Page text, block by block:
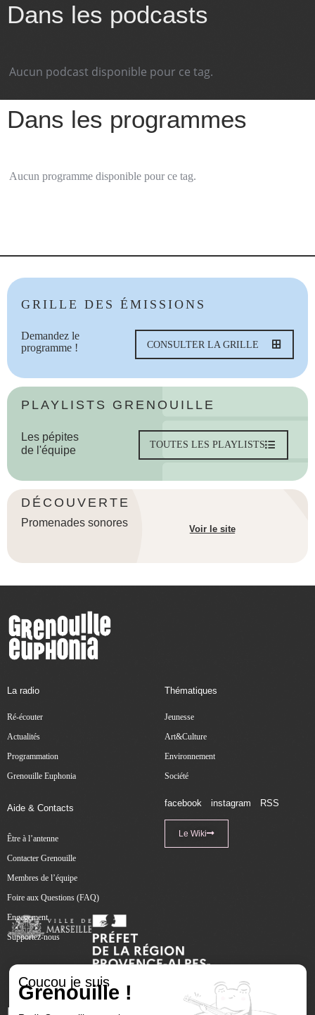
Dans les podcasts
Aucun podcast disponible pour ce tag.
Dans les programmes
Aucun programme disponible pour ce tag.
GRILLE DES ÉMISSIONS
Demandez le
programme !
CONSULTER LA GRILLE
PLAYLISTS GRENOUILLE
Les pépites
de l'équipe
TOUTES LES PLAYLISTS
DÉCOUVERTE
Promenades sonores
Voir le site
La radio
Ré-écouter
Actualités
Programmation
Grenouille Euphonia
Thématiques
Jeunesse
Art&Culture
Environnement
Société
Aide & Contacts
Être à l’antenne
Contacter Grenouille
Membres de l’équipe
Foire aux Questions (FAQ)
Engagement
Supportez-nous
facebook instagram RSS
Le Wiki
Coucou je suis
Grenouille !